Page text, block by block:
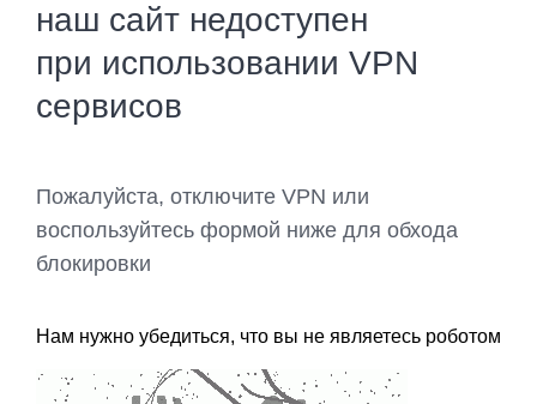
наш сайт недоступен
при использовании VPN
сервисов
Пожалуйста, отключите VPN или
воспользуйтесь формой ниже для обхода
блокировки
Нам нужно убедиться, что вы не являетесь роботом